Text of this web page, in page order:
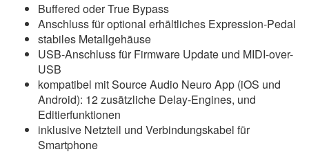
Buffered oder True Bypass
Anschluss für optional erhältliches Expression-Pedal
stabiles Metallgehäuse
USB-Anschluss für Firmware Update und MIDI-over-
USB
kompatibel mit Source Audio Neuro App (iOS und
Android): 12 zusätzliche Delay-Engines, und
Editierfunktionen
inklusive Netzteil und Verbindungskabel für
Smartphone